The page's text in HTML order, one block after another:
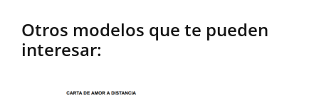
Otros modelos que te pueden
interesar: